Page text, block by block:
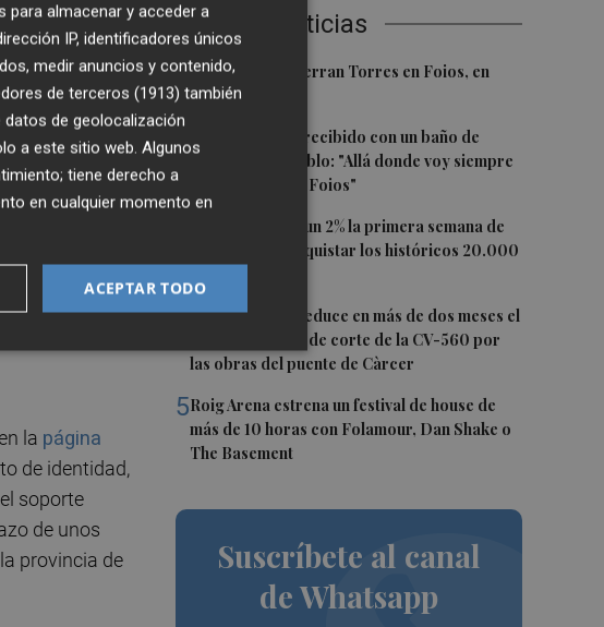
Últimas Noticias
1El homenaje a Ferran Torres en Foios, en
imágenes
2 Ferran Torres, recibido con un baño de
masas en su pueblo: "Allá donde voy siempre
digo que soy de Foios"
El Ibex 35 sube un 2% la primera semana de
agosto tras conquistar los históricos 20.000
4La Diputación reduce en más de dos meses el
tiempo previsto de corte de la CV-560 por
las obras del puente de Càrcer
5Roig Arena estrena un festival de house de
más de 10 horas con Folamour, Dan Shake o
The Basement
Suscríbete al canal
de Whatsapp
En
límite
"en función
legal en
través del
una copia
años es
la página
de identidad,
soporte
de unos
provincia de
almacenar y acceder a
IP, identificadores únicos
medir anuncios y contenido,
de terceros (1913) también
de geolocalización
a este sitio web. Algunos
tiene derecho a
en cualquier momento en
ACEPTAR TODO